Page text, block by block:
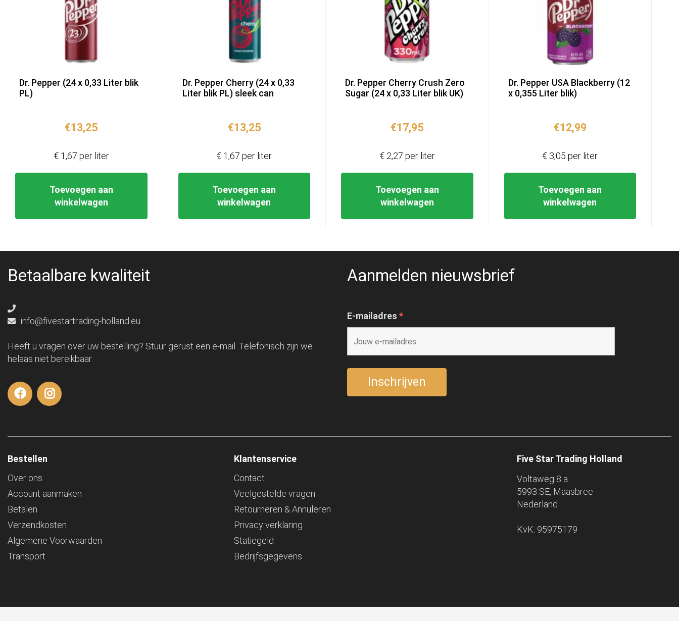
Dr. Pepper (24 x 0,33 Liter blik
PL)
€13,25
Toevoegen aan
winkelwagen
€ 1,67 per liter
Dr. Pepper Cherry (24 x 0,33
Liter blik PL) sleek can
€13,25
Toevoegen aan
winkelwagen
€ 1,67 per liter
Dr. Pepper Cherry Crush Zero
Sugar (24 x 0,33 Liter blik UK)
€17,95
Toevoegen aan
winkelwagen
€ 2,27 per liter
Dr. Pepper USA Blackberry (12
x 0,355 Liter blik)
€12,99
Toevoegen aan
winkelwagen
€ 3,05 per liter
Betaalbare kwaliteit
info@fivestartrading-holland.eu
Heeft u vragen over uw bestelling? Stuur gerust een e-mail. Telefonisch zijn we
helaas niet bereikbaar.
Aanmelden nieuwsbrief
E-mailadres *
Bestellen
Over ons
Account aanmaken
Betalen
Verzendkosten
Algemene Voorwaarden
Transport
Klantenservice
Contact
Veelgestelde vragen
Retourneren & Annuleren
Privacy verklaring
Statiegeld
Bedrijfsgegevens
Five Star Trading Holland
Voltaweg 8 a
5993 SE, Maasbree
Nederland
KvK: 95975179